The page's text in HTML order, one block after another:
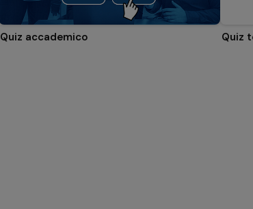
Quiz accademico Quiz